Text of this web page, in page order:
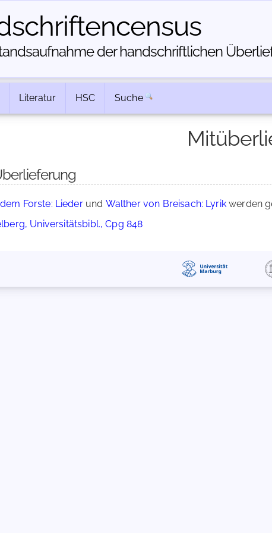
der handschriftlichen
Literatur HSC Suche
Forste: Liederund Walther von Breisach: Lyrikwerden
Universitätsbibl., Cpg 848